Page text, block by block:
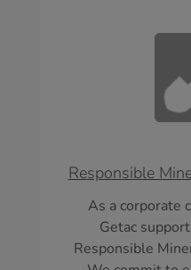
Responsible
As a corporate
Getac
Responsible